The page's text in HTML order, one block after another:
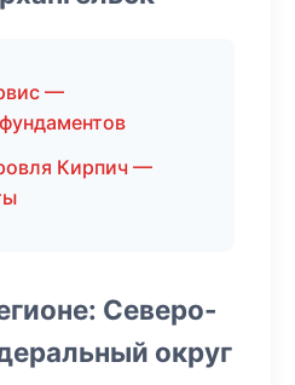
—
Кирпич —
Северо-
округ